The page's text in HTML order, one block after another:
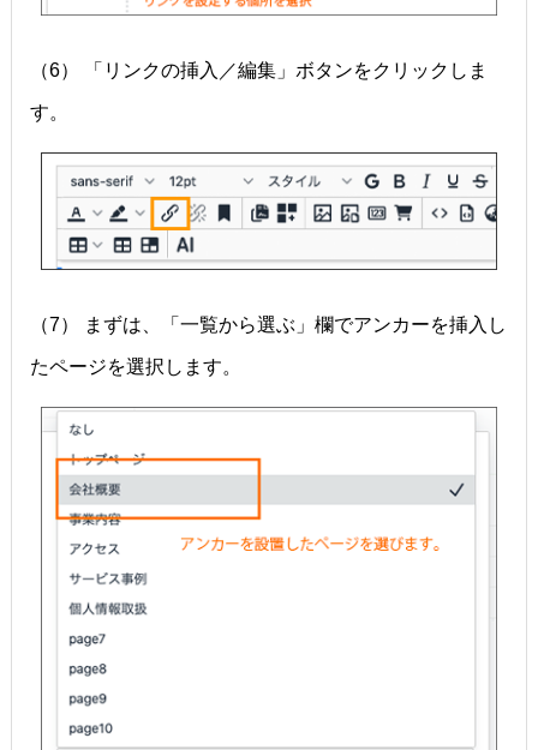
（6） 「リンクの挿入／編集」ボタンをクリックしま
す。
（7） まずは、「一覧から選ぶ」欄でアンカーを挿入し
たページを選択します。